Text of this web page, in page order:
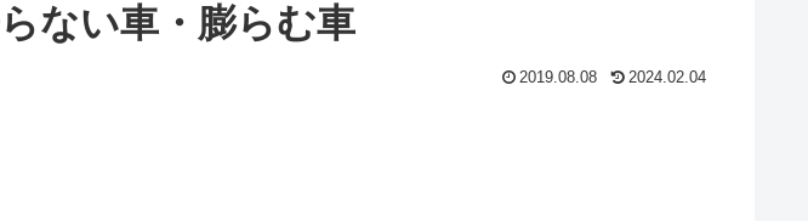
ない車・膨らむ車
2019.08.08 2024.02.04